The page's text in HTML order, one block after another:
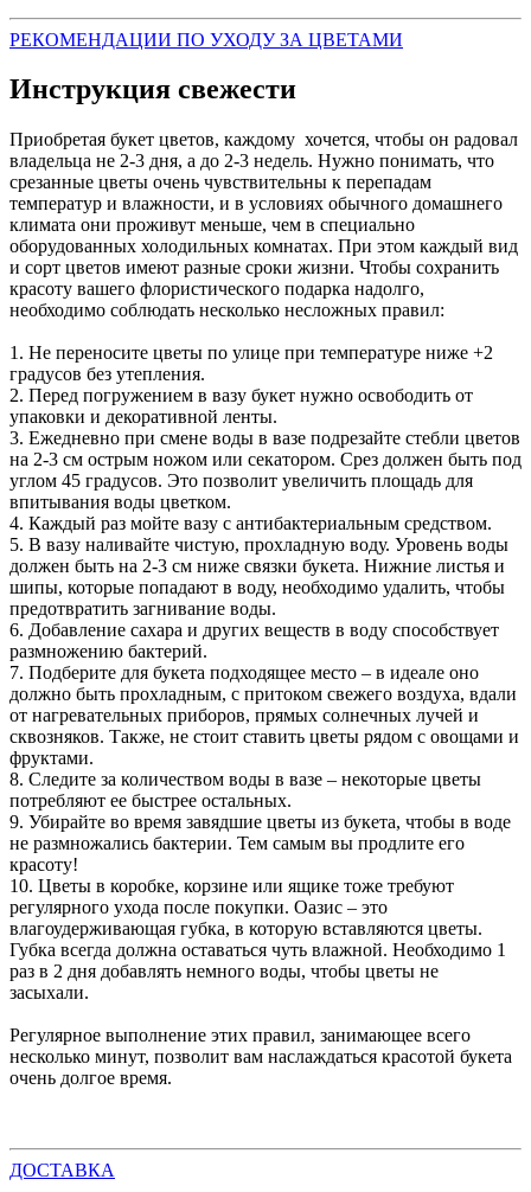
РЕКОМЕНДАЦИИ ПО УХОДУ ЗА ЦВЕТАМИ
Инструкция свежести
Приобретая букет цветов, каждому хочется, чтобы он радовал
владельца не 2-3 дня, а до 2-3 недель. Нужно понимать, что
срезанные цветы очень чувствительны к перепадам
температур и влажности, и в условиях обычного домашнего
климата они проживут меньше, чем в специально
оборудованных холодильных комнатах. При этом каждый вид
и сорт цветов имеют разные сроки жизни. Чтобы сохранить
красоту вашего флористического подарка надолго,
необходимо соблюдать несколько несложных правил:
1. Не переносите цветы по улице при температуре ниже +2
градусов без утепления.
2. Перед погружением в вазу букет нужно освободить от
упаковки и декоративной ленты.
3. Ежедневно при смене воды в вазе подрезайте стебли цветов
на 2-3 см острым ножом или секатором. Срез должен быть под
углом 45 градусов. Это позволит увеличить площадь для
впитывания воды цветком.
4. Каждый раз мойте вазу с антибактериальным средством.
5. В вазу наливайте чистую, прохладную воду. Уровень воды
должен быть на 2-3 см ниже связки букета. Нижние листья и
шипы, которые попадают в воду, необходимо удалить, чтобы
предотвратить загнивание воды.
6. Добавление сахара и других веществ в воду способствует
размножению бактерий.
7. Подберите для букета подходящее место – в идеале оно
должно быть прохладным, с притоком свежего воздуха, вдали
от нагревательных приборов, прямых солнечных лучей и
сквозняков. Также, не стоит ставить цветы рядом с овощами и
фруктами.
8. Следите за количеством воды в вазе – некоторые цветы
потребляют ее быстрее остальных.
9. Убирайте во время завядшие цветы из букета, чтобы в воде
не размножались бактерии. Тем самым вы продлите его
красоту!
10. Цветы в коробке, корзине или ящике тоже требуют
регулярного ухода после покупки. Оазис – это
влагоудерживающая губка, в которую вставляются цветы.
Губка всегда должна оставаться чуть влажной. Необходимо 1
раз в 2 дня добавлять немного воды, чтобы цветы не
засыхали.
Регулярное выполнение этих правил, занимающее всего
несколько минут, позволит вам наслаждаться красотой букета
очень долгое время.
ДОСТАВКА